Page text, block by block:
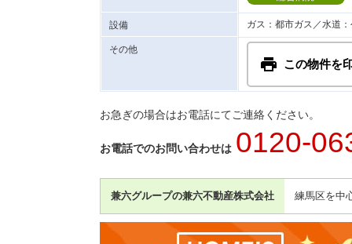
設備 ガス：都市ガス／水道
その他
この物件を
お急ぎの場合はお電話にてご連絡ください。
お電話でのお問い合わせは 0120-
兼六グループの兼六不動産株式会社 練馬区を中